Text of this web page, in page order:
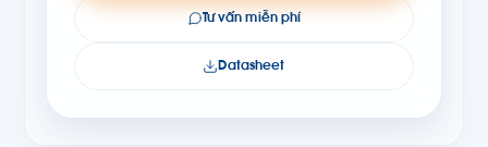
Tư vấn miễn phí
Datasheet